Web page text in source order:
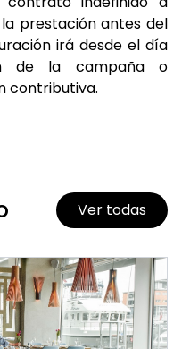
prestación antes del
irá desde el día
de la campaña o
contributiva.
Ver todas